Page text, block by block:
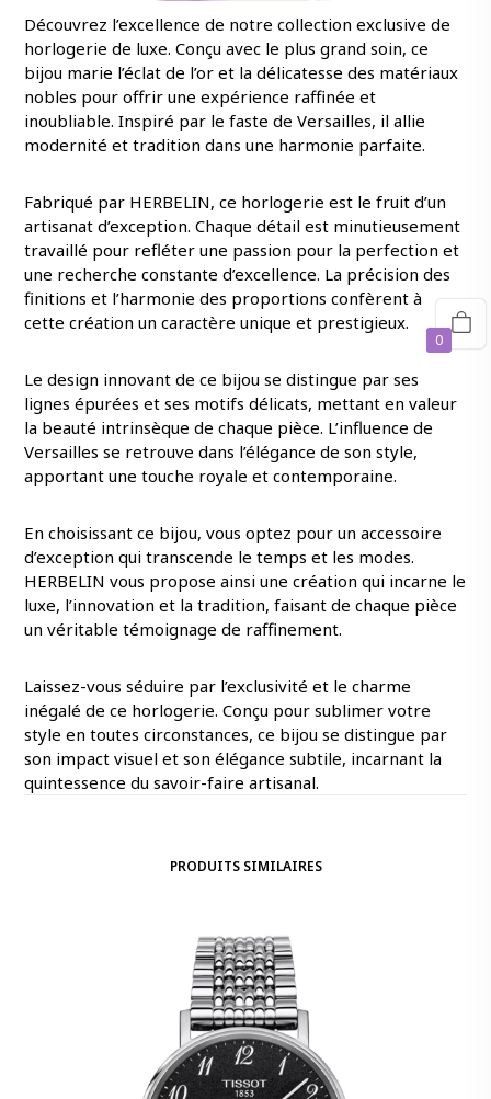
Découvrez l’excellence de notre collection exclusive de
horlogerie de luxe. Conçu avec le plus grand soin, ce
bijou marie l’éclat de l’or et la délicatesse des matériaux
nobles pour offrir une expérience raffinée et
inoubliable. Inspiré par le faste de Versailles, il allie
modernité et tradition dans une harmonie parfaite.
Fabriqué par HERBELIN, ce horlogerie est le fruit d’un
artisanat d’exception. Chaque détail est minutieusement
travaillé pour refléter une passion pour la perfection et
une recherche constante d’excellence. La précision des
finitions et l’harmonie des proportions confèrent à
cette création un caractère unique et prestigieux.
Le design innovant de ce bijou se distingue par ses
lignes épurées et ses motifs délicats, mettant en valeur
la beauté intrinsèque de chaque pièce. L’influence de
Versailles se retrouve dans l’élégance de son style,
apportant une touche royale et contemporaine.
En choisissant ce bijou, vous optez pour un accessoire
d’exception qui transcende le temps et les modes.
HERBELIN vous propose ainsi une création qui incarne le
luxe, l’innovation et la tradition, faisant de chaque pièce
un véritable témoignage de raffinement.
Laissez-vous séduire par l’exclusivité et le charme
inégalé de ce horlogerie. Conçu pour sublimer votre
style en toutes circonstances, ce bijou se distingue par
son impact visuel et son élégance subtile, incarnant la
quintessence du savoir-faire artisanal.
PRODUITS SIMILAIRES
0